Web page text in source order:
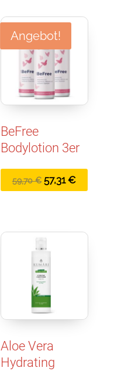
Angebot!
BeFree
Bodylotion 3er
59,70€ Ursprünglicher
57,31€Aktueller
Aloe Vera
Hydrating